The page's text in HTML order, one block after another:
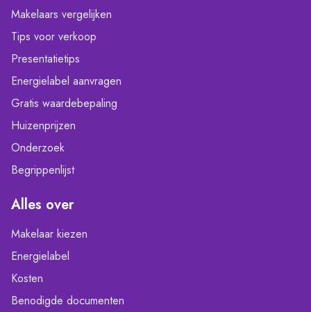
Makelaars vergelijken
Tips voor verkoop
Presentatietips
Energielabel aanvragen
Gratis waardebepaling
Huizenprijzen
Onderzoek
Begrippenlijst
Alles over
Makelaar kiezen
Energielabel
Kosten
Benodigde documenten